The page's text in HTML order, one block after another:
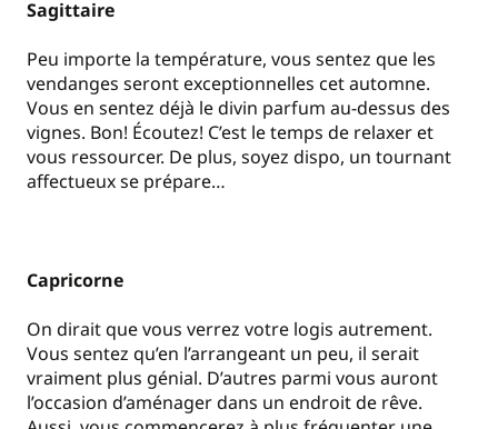
Sagittaire
Peu importe la température, vous sentez que les
vendanges seront exceptionnelles cet automne.
Vous en sentez déjà le divin parfum au-dessus des
vignes. Bon! Écoutez! C’est le temps de relaxer et
vous ressourcer. De plus, soyez dispo, un tournant
affectueux se prépare…
Capricorne
On dirait que vous verrez votre logis autrement.
Vous sentez qu’en l’arrangeant un peu, il serait
vraiment plus génial. D’autres parmi vous auront
l’occasion d’aménager dans un endroit de rêve.